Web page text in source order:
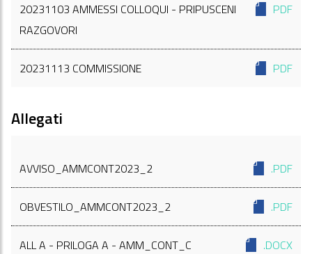
20231103 AMMESSI COLLOQUI - PRIPUSCENI
RAZGOVORI
PDF
20231113 COMMISSIONE PDF
Allegati
AVVISO_AMMCONT2023_2 .PDF
OBVESTILO_AMMCONT2023_2 .PDF
ALL A - PRILOGA A - AMM_CONT_C .DOCX